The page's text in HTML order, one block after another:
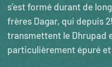
s’est formé durant de
frères Dagar, qui depuis
transmettent le Dhrupad
particulièrement épuré